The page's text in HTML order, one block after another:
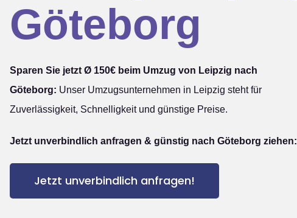
Göteborg
Sparen Sie jetzt Ø 150€ beim Umzug von Leipzig nach
Göteborg: Unser Umzugsunternehmen in Leipzig steht für
Zuverlässigkeit, Schnelligkeit und günstige Preise.
Jetzt unverbindlich anfragen & günstig nach Göteborg ziehen:
Jetzt unverbindlich anfragen!